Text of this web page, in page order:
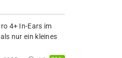
4+ In-Ears im
nur ein kleines